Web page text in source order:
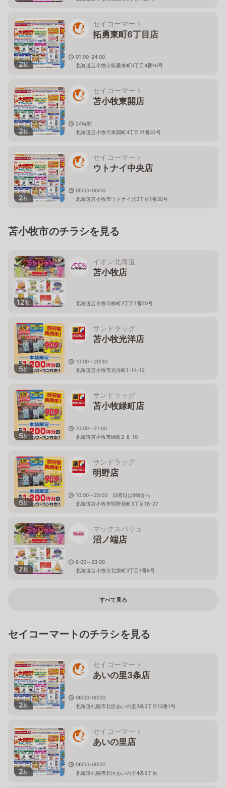
2枚
セイコーマート
拓勇東町6丁目店
01:00-24:00
北海道苫小牧市拓勇東町6丁目4番16号
2枚
セイコーマート
苫小牧東開店
24時間
北海道苫小牧市東開町4丁目21番32号
2枚
セイコーマート
ウトナイ中央店
05:00-00:00
北海道苫小牧市ウトナイ北2丁目1番30号
苫小牧市のチラシを見る
12枚
イオン北海道
苫小牧店
北海道苫小牧市柳町3丁目1番20号
5枚
サンドラッグ
苫小牧光洋店
10:00～20:30
北海道苫小牧市光洋町1-14-12
5枚
サンドラッグ
苫小牧緑町店
10:00～21:00
北海道苫小牧市緑町2-8-10
5枚
サンドラッグ
明野店
10:00～20:00 日曜日は9時から
北海道苫小牧市明野新町5丁目18-27
7枚
マックスバリュ
沼ノ端店
8:00～23:00
北海道苫小牧市北栄町3丁目1番8号
すべて見る
セイコーマートのチラシを見る
2枚
セイコーマート
あいの里3条店
06:00-00:00
北海道札幌市北区あいの里3条5丁目13番1号
2枚
セイコーマート
あいの里店
06:00-00:00
北海道札幌市北区あいの里4条5丁目